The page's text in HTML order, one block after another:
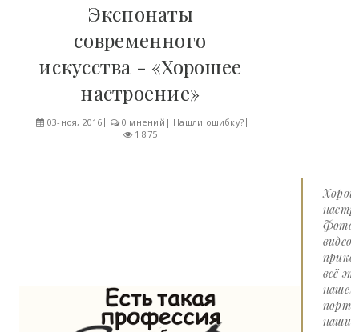
Экспонаты
современного
искусства - «Хорошее
настроение»
03-ноя, 2016 0 мнений | Нашли ошибку?
1 875
Фото
видео
всё
нашем
наши